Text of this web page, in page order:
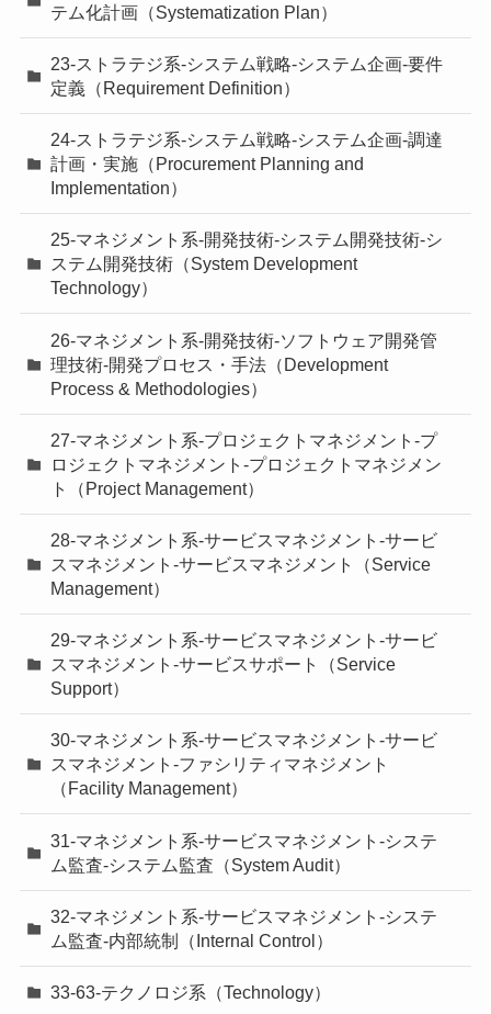
テム化計画（Systematization Plan）
23-ストラテジ系-システム戦略-システム企画-要件
定義（Requirement Definition）
24-ストラテジ系-システム戦略-システム企画-調達
計画・実施（Procurement Planning and
Implementation）
25-マネジメント系-開発技術-システム開発技術-シ
ステム開発技術（System Development
Technology）
26-マネジメント系-開発技術-ソフトウェア開発管
理技術-開発プロセス・手法（Development
Process & Methodologies）
27-マネジメント系-プロジェクトマネジメント-プ
ロジェクトマネジメント-プロジェクトマネジメン
ト（Project Management）
28-マネジメント系-サービスマネジメント-サービ
スマネジメント-サービスマネジメント（Service
Management）
29-マネジメント系-サービスマネジメント-サービ
スマネジメント-サービスサポート（Service
Support）
30-マネジメント系-サービスマネジメント-サービ
スマネジメント-ファシリティマネジメント
（Facility Management）
31-マネジメント系-サービスマネジメント-システ
ム監査-システム監査（System Audit）
32-マネジメント系-サービスマネジメント-システ
ム監査-内部統制（Internal Control）
33-63-テクノロジ系（Technology）